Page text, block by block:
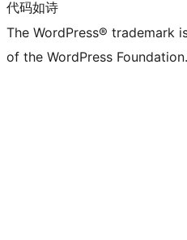
代码如诗
The WordPress® trademark
of the WordPress Foundation.